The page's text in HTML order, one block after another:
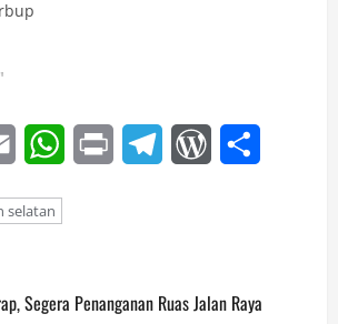
Email WhatsApp
Print TelegramWordPress
selatan
Segera Penanganan Ruas Jalan Raya